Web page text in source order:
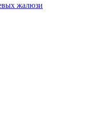
жалюзи